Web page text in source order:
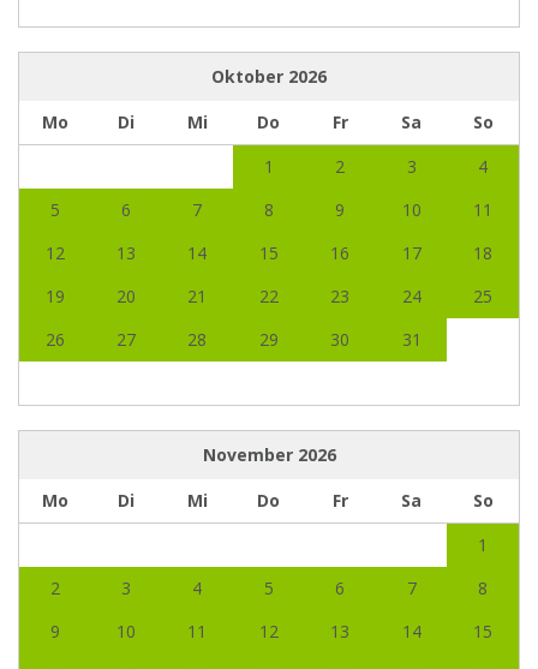
Oktober 2026
Mo
Di Mi Do Fr Sa
So
1
2 3
4
5
6 7 8 9 10
11
12
13 14 15 16 17
18
19
20 21 22 23 24
25
26
27 28 29 30 31
November 2026
Mo
Di Mi Do Fr Sa
So
1
2
3 4 5 6 7
8
9
10 11 12 13 14
15